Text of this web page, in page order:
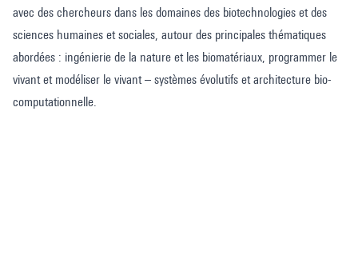
avec des chercheurs dans les domaines des biotechnologies et des
sciences humaines et sociales, autour des principales thématiques
abordées : ingénierie de la nature et les biomatériaux, programmer le
vivant et modéliser le vivant – systèmes évolutifs et architecture bio-
computationnelle.